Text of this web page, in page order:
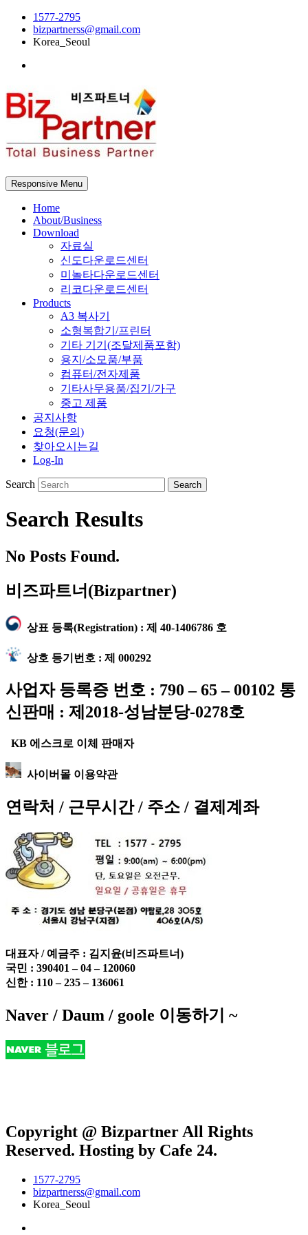
1577-2795
bizpartnerss@gmail.com
Korea_Seoul
Responsive Menu
Home
About/Business
Download
자료실
신도다운로드센터
미놀타다운로드센터
리코다운로드센터
Products
A3 복사기
소형복합기/프린터
기타 기기(조달제품포함)
용지/소모품/부품
컴퓨터/전자제품
기타사무용품/집기/가구
중고 제품
공지사항
요청(문의)
찾아오시는길
Log-In
Search
Search Results
No Posts Found.
비즈파트너(Bizpartner)
상표 등록(Registration) : 제 40-1406786 호
상호 등기번호 : 제 000292
사업자 등록증 번호 : 790 – 65 – 00102 통
신판매 : 제2018-성남분당-0278호
KB 에스크로 이체 판매자
사이버몰 이용약관
연락처 / 근무시간 / 주소 / 결제계좌
대표자 / 예금주 : 김지윤(비즈파트너)
국민 : 390401 – 04 – 120060
신한 : 110 – 235 – 136061
Naver / Daum / goole 이동하기 ~
Copyright @ Bizpartner All Rights
Reserved. Hosting by Cafe 24.
1577-2795
bizpartnerss@gmail.com
Korea_Seoul